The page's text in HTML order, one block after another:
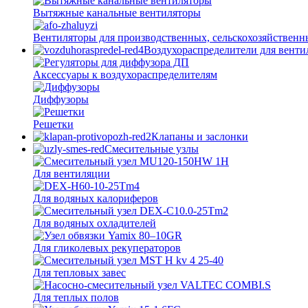
Вытяжные канальные вентиляторы
Вентиляторы для производственных,
Воздухораспределители для
Аксессуары к воздухораспределителям
Диффузоры
Решетки
Клапаны и заслонки
Смесительные узлы
Для вентиляции
Для водяных калориферов
Для водяных охладителей
Для гликолевых рекуператоров
Для тепловых завес
Для теплых полов